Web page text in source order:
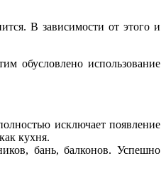
В зависимости от этого и
обусловлено использование
исключает появление
кухня.
бань, балконов. Успешно